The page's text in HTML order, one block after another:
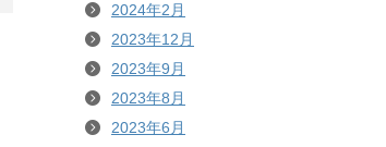
2024年2月
2023年12月
2023年9月
2023年8月
2023年6月